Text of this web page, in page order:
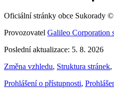
Oficiální stránky obce Sukorady
Provozovatel Galileo Corporation
Poslední aktualizace: 5. 8. 2026
Změna vzhledu, Struktura stránek,
Prohlášení o přístupnosti,